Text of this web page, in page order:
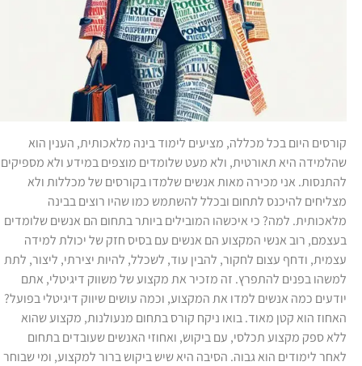
קורסים היום בכל מכללה, מציעים לימוד בינה מלאכותית, הענין הוא
שהלמידה היא תאורטית, ולא מעט שלומדים מוצפים במידע ולא מספיקים
להתנסות. אני מכירה מאות אנשים שלמדו בקורסים של מכללות ולא
מצליחים להיכנס לתחום ובכלל להשתמש כמו שהיו רוצים בבינה
מלאכותית. למה? כי איכשהו המובילים ביותר בתחום הם אנשים שלומדים
בעצמם, רוב אנשי המקצוע הם אנשים עם בסיס חזק של יכולת למידה
עצמית, ודחף עצום לחקור, להבין עוד, לשכלל, להיות יצירתי, ליצור, לתת
למשהו בפנים להתפרץ. זה מזכיר את מקצוע של משווק דיגיטלי, אתם
יודעים כמה אנשים למדו את המקצוע, וכמה עושים שיווק דיגיטלי בפועל?
האחוז הוא קטן מאוד. בואו ניקח קורס בתחום מנעולנות, מקצוע שהוא
ללא ספק מקצוע תכלסי, עם ביקוש, ואחוזי האנשים שעובדים בתחום
לאחר לימודים הוא גבוה. הסיבה היא שיש ביקוש ברור למקצוע, ומי שבוחר